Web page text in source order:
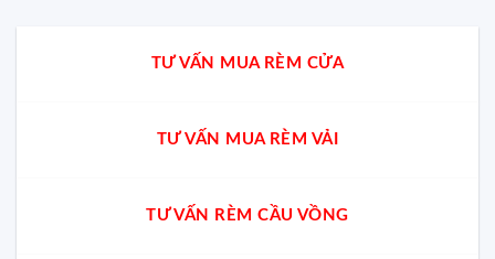
TƯ VẤN MUA RÈM CỬA
TƯ VẤN MUA RÈM VẢI
TƯ VẤN RÈM CẦU VỒNG